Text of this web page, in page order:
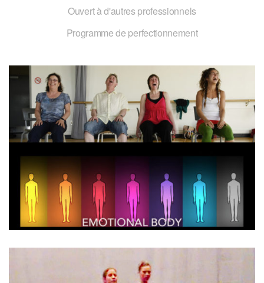
Ouvert à d'autres professionnels
Programme de perfectionnement